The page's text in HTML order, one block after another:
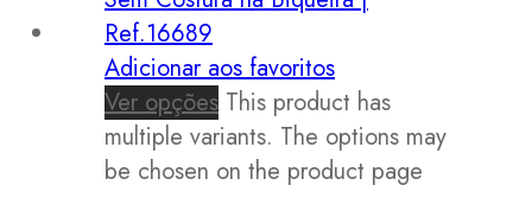
Adicionar aos favoritos
Ver opções This product has
multiple variants. The options may
be chosen on the product page